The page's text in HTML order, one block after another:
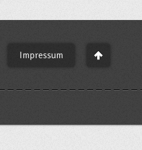
Impressum